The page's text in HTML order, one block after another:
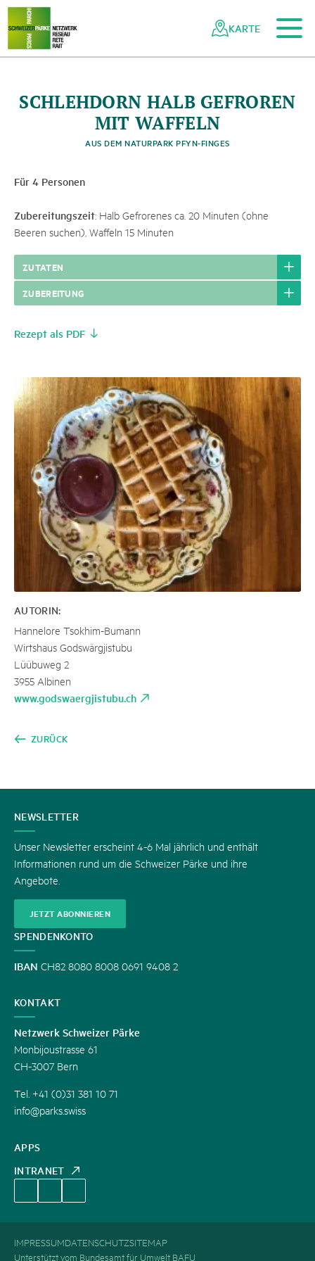
Navigieren
Netzwerk
Schweizer
Schnellnavigation
Zum Hauptinhalt
Zur mobilen Navigation
Zur Suche
Zum Fussbereich
Zur Sitemap
KARTE
SCHLEHDORN HALB GEFROREN
MIT WAFFELN
AUS DEM NATURPARK PFYN-FINGES
Für 4 Personen
Zubereitungszeit: Halb Gefrorenes ca. 20 Minuten (ohne
Beeren suchen), Waffeln 15 Minuten
ZUTATEN
ZUBEREITUNG
Rezept als PDF
AUTORIN:
Hannelore Tsokhim-Bumann
Wirtshaus Godswärgjistubu
Lüübuweg 2
3955 Albinen
www.godswaergjistubu.ch
ZURÜCK
KONTAKT
APPS
INTRANET
NEWSLETTER
Unser Newsletter erscheint 4-6 Mal jährlich und enthält
Informationen rund um die Schweizer Pärke und ihre
Angebote.
JETZT ABONNIEREN
SPENDENKONTO
IBAN CH82 8080 8008 0691 9408 2
KONTAKT
Netzwerk Schweizer Pärke
Monbijoustrasse 61
CH-3007 Bern
Tel. +41 (0)31 381 10 71
info@parks.swiss
IMPRESSUMDATENSCHUTZSITEMAP
Unterstützt vom Bundesamt für Umwelt BAFU